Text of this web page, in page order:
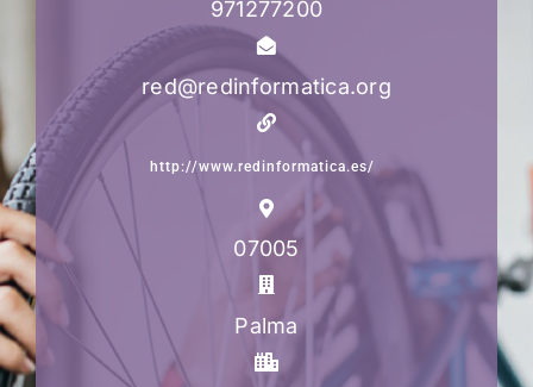
971277200
red@redinformatica.org
http://www.redinformatica.es/
07005
Palma